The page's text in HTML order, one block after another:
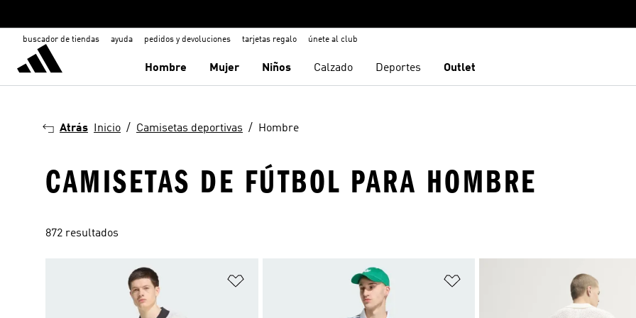
buscador de tiendas ayuda pedidos y devoluciones tarjetas regalo únete al club
Hombre Mujer Niños Calzado Deportes Outlet
Atrás Inicio Camisetas deportivas Hombre
CAMISETAS DE FÚTBOL PARA HOMBRE
872 resultados
Añadir a la lista de deseos Añadir a la lista de deseos